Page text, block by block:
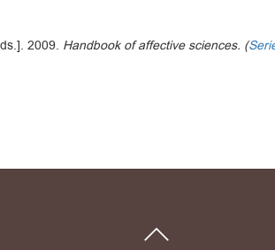
2009. Handbook of affective sciences. (